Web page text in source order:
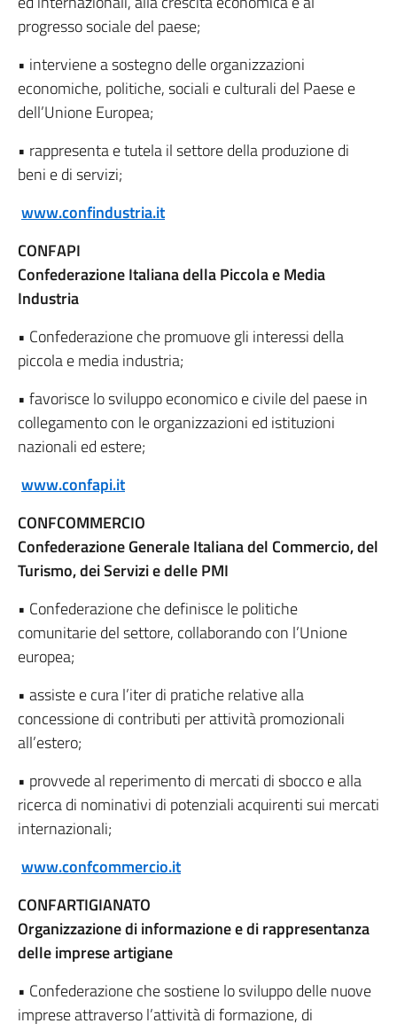
progresso sociale del paese;
• interviene a sostegno delle organizzazioni
economiche, politiche, sociali e culturali del Paese e
dell’Unione Europea;
• rappresenta e tutela il settore della produzione di
beni e di servizi;
www.confindustria.it
CONFAPI
Confederazione Italiana della Piccola e Media
Industria
• Confederazione che promuove gli interessi della
piccola e media industria;
• favorisce lo sviluppo economico e civile del paese in
collegamento con le organizzazioni ed istituzioni
nazionali ed estere;
www.confapi.it
CONFCOMMERCIO
Confederazione Generale Italiana del Commercio, del
Turismo, dei Servizi e delle PMI
• Confederazione che definisce le politiche
comunitarie del settore, collaborando con l’Unione
europea;
• assiste e cura l’iter di pratiche relative alla
concessione di contributi per attività promozionali
all’estero;
• provvede al reperimento di mercati di sbocco e alla
ricerca di nominativi di potenziali acquirenti sui mercati
internazionali;
www.confcommercio.it
CONFARTIGIANATO
Organizzazione di informazione e di rappresentanza
delle imprese artigiane
• Confederazione che sostiene lo sviluppo delle nuove
imprese attraverso l’attività di formazione, di